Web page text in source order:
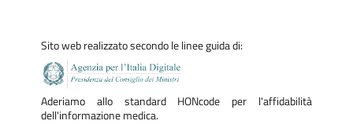
Sito web realizzato secondo le linee guida di:
Aderiamo allo standard HONcode per l'affidabilità
dell'informazione medica.